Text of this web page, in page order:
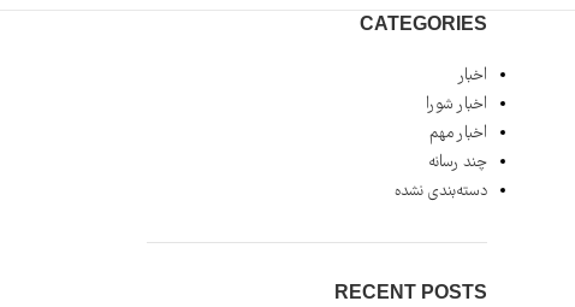
CATEGORIES
اخبار
اخبار شورا
اخبار مهم
چند رسانه
دسته‌بندی نشده
RECENT POSTS